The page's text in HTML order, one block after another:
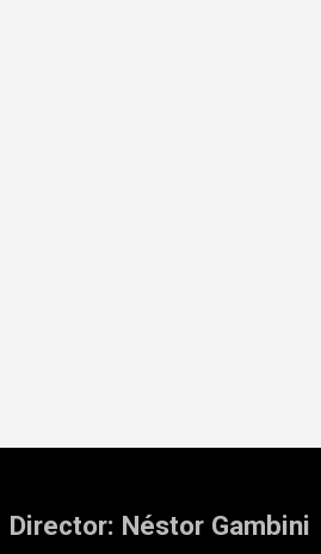
Director: Néstor Gambini